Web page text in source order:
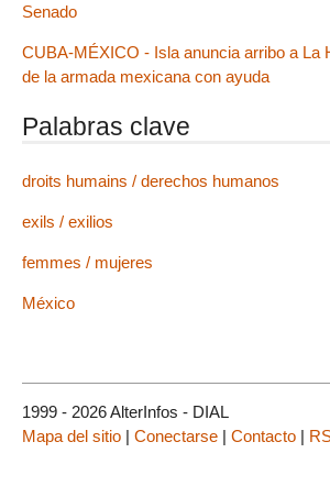
Senado
CUBA-MÉXICO - Isla anuncia arribo a La
de la armada mexicana con ayuda
Palabras clave
droits humains / derechos humanos
exils / exilios
femmes / mujeres
México
1999 - 2026 AlterInfos - DIAL
Mapa del sitio | Conectarse | Contacto |